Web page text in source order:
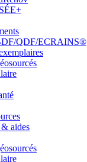
QDF/ECRAINS®
aides